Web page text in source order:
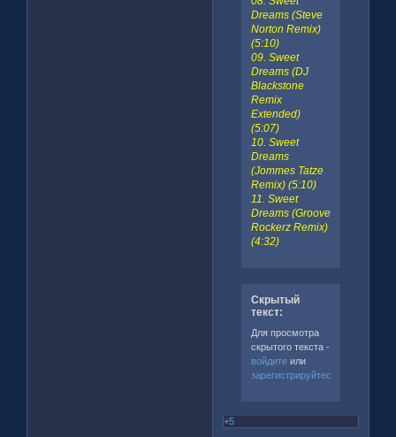
Dreams (Steve
Norton Remix)
(5:10)
09. Sweet
Dreams (DJ
Blackstone
Remix
Extended)
(5:07)
10. Sweet
Dreams
(Jommes Tatze
Remix) (5:10)
11. Sweet
Dreams (Groove
Rockerz Remix)
(4:32)
Скрытый
текст:
Для просмотра
скрытого текста -
войдитеили
зарегистрируйтесь
+5